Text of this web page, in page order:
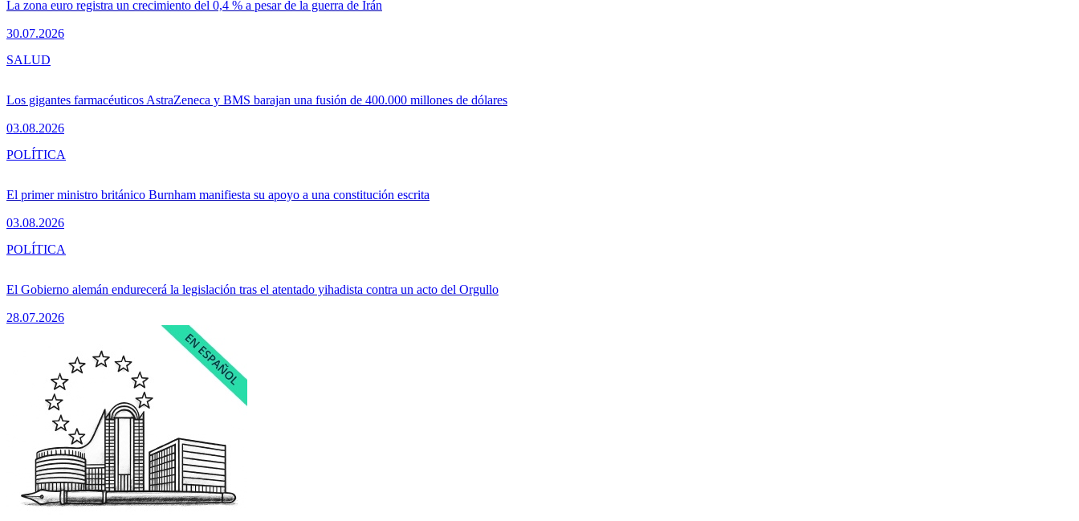
La zona euro registra un crecimiento del 0,4 % a pesar de la guerra de Irán
30.07.2026
Los gigantes farmacéuticos AstraZeneca y BMS barajan una fusión de 400.000 millones de dólares
03.08.2026
SALUD
El primer ministro británico Burnham manifiesta su apoyo a una constitución escrita
03.08.2026
POLÍTICA
El Gobierno alemán endurecerá la legislación tras el atentado yihadista contra un acto del Orgullo
28.07.2026
POLÍTICA